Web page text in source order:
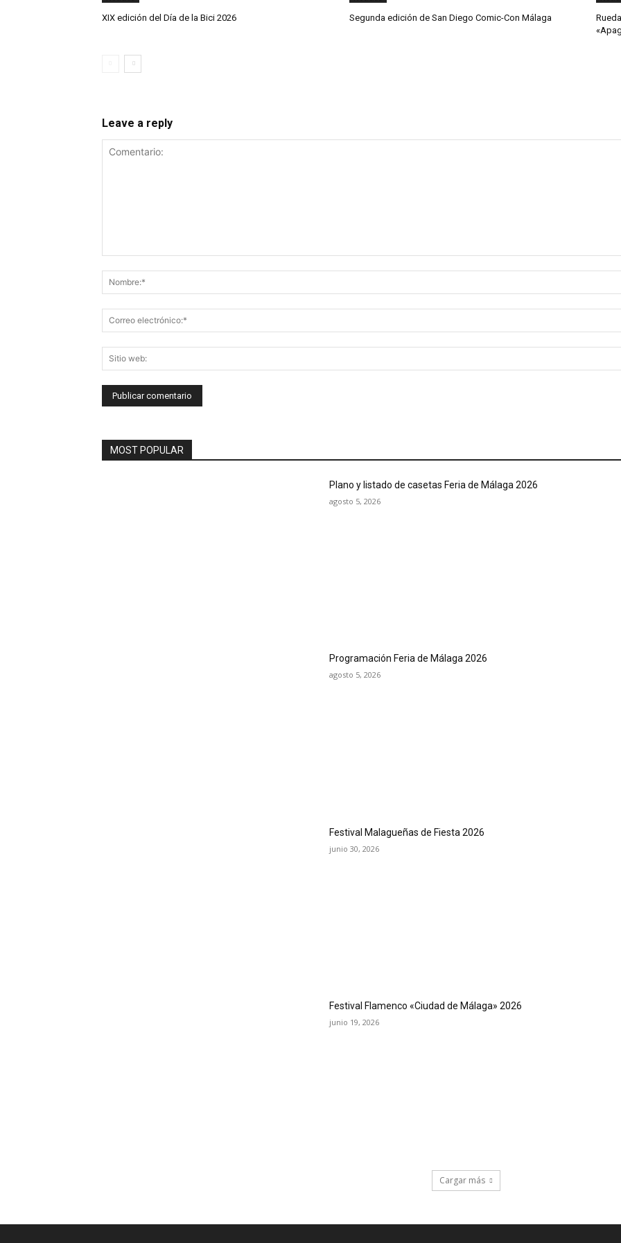
XIX edición del Día de la Bici 2026 Segunda edición de San Diego Comic-Con Málaga
Leave a reply
MOST POPULAR
Plano y listado de casetas Feria de Málaga 2026
agosto 5, 2026
Programación Feria de Málaga 2026
agosto 5, 2026
Festival Malagueñas de Fiesta 2026
junio 30, 2026
Festival Flamenco «Ciudad de Málaga» 2026
junio 19, 2026
Cargar más